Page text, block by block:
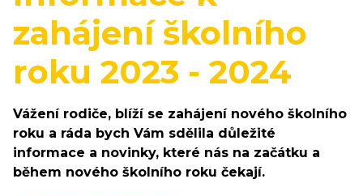
zahájení školního
roku 2023 - 2024
Vážení rodiče, blíží se zahájení nového školního
roku a ráda bych Vám sdělila důležité
informace a novinky, které nás na začátku a
během nového školního roku čekají.